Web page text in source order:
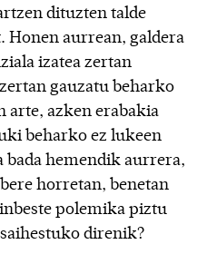
dituzten talde
Honen aurrean, galdera
izatea zertan
gauzatu beharko
arte, azken erabakia
beharko ez lukeen
bada hemendik aurrera,
horretan, benetan
polemika piztu
direnik?